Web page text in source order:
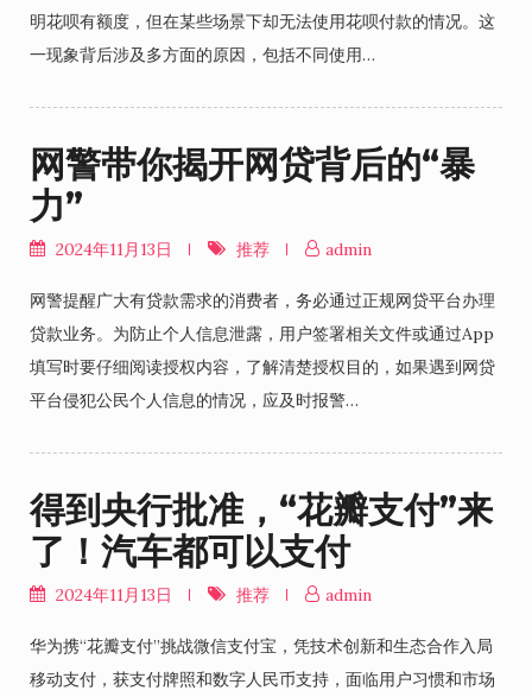
明花呗有额度，但在某些场景下却无法使用花呗付款的情况。这
一现象背后涉及多方面的原因，包括不同使用…
网警带你揭开网贷背后的“暴
力”
2024年11月13日 推荐 admin
网警提醒广大有贷款需求的消费者，务必通过正规网贷平台办理
贷款业务。为防止个人信息泄露，用户签署相关文件或通过App
填写时要仔细阅读授权内容，了解清楚授权目的，如果遇到网贷
平台侵犯公民个人信息的情况，应及时报警…
得到央行批准，“花瓣支付”来
了！汽车都可以支付
2024年11月13日 推荐 admin
华为携“花瓣支付”挑战微信支付宝，凭技术创新和生态合作入局
移动支付，获支付牌照和数字人民币支持，面临用户习惯和市场